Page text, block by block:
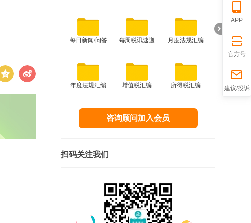
每日新闻/问答 每周税讯速递 月度法规汇编
年度法规汇编 增值税汇编 所得税汇编
咨询顾问加入会员
扫码关注我们
APP
官方号
建议/投诉